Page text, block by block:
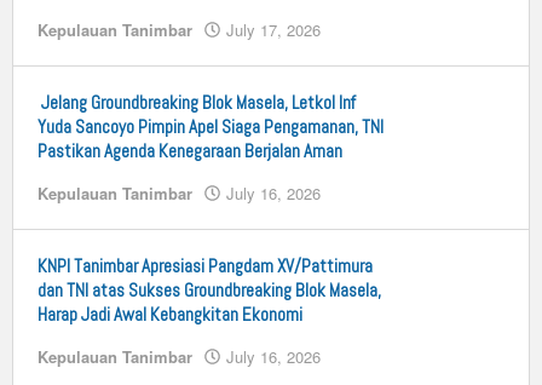
Kepulauan Tanimbar
July 17, 2026
Jelang Groundbreaking Blok Masela, Letkol Inf
Yuda Sancoyo Pimpin Apel Siaga Pengamanan, TNI
Pastikan Agenda Kenegaraan Berjalan Aman
Kepulauan Tanimbar
July 16, 2026
KNPI Tanimbar Apresiasi Pangdam XV/Pattimura
dan TNI atas Sukses Groundbreaking Blok Masela,
Harap Jadi Awal Kebangkitan Ekonomi
Kepulauan Tanimbar
July 16, 2026